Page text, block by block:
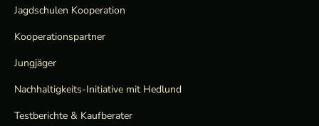
Jagdschulen Kooperation
Kooperationspartner
Jungjäger
Nachhaltigkeits-Initiative mit Hedlund
Testberichte & Kaufberater